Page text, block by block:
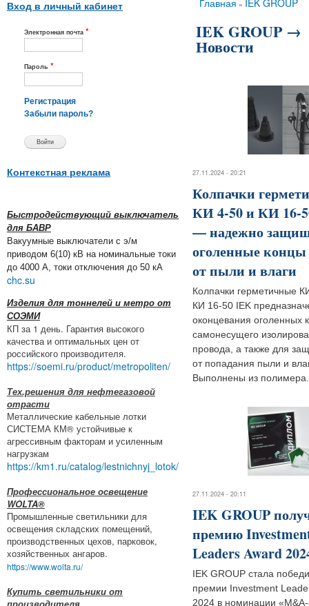
Вход в личный кабинет
Электронная почта *
Пароль *
Регистрация
Забыли пароль?
Контекстная реклама
Быстродействующий выключатель
для БАВР
Вакуумные выключатели с э/м
приводом 6(10) кВ на номинальные токи
до 4000 А, токи отключения до 50 кА
chc.su
Изделия для тоннелей и метро от
СОЭМИ
КП за 1 день. Гарантия высокого
качества и оптимальных цен от
российского производителя.
https://soemi.ru/product/metropoliten/
Тех.решения для нефтегазовой
отрасти
Металлические кабельные лотки
СИСТЕМА КМ® устойчивые к
агрессивным факторам и усиленным
нагрузкам
https://km1.ru/catalog/lestnichnyj_lotok/
Профессиональное освещение
WOLTA®
Промышленные светильники для
освещения складских помещений,
производственных цехов, парковок,
хозяйственных ангаров.
https://www.wolta.ru/
Купить светильники от
Вы здесь
Главная » IEK GROUP
IEK GROUP →
Новости
27.11.2024 - 20:21
Колпачки
КИ 4-50 и КИ 16-
— надежно
оголенные
от пыли и влаги
Колпачки герметичные
КИ 16-50 IEK
оконцевания оголенных
самонесущего
провода, а также для
от попадания пыли и
Выполнены из
27.11.2024 - 20:11
IEK GROUP
премию
Leaders Award
IEK GROUP стала
премии Investment
2024 в номинации